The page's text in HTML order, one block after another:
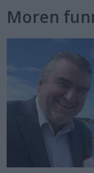
Moren